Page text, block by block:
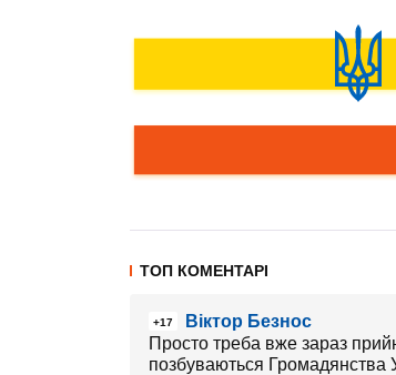
ТОП КОМЕНТАРІ
+17
Віктор Безнос
Просто треба вже зараз
позбуваються Громадянства